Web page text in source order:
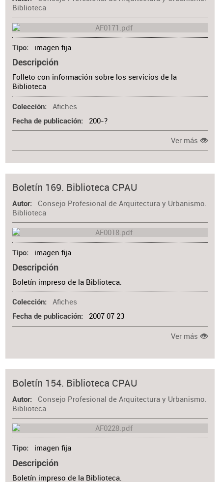
Biblioteca
Tipo imagen fija
Descripción
Folleto con información sobre los servicios de la
Biblioteca
Colección Afiches
Fecha de publicación 200-?
Ver más
Boletín 169. Biblioteca CPAU
Autor
Consejo Profesional de Arquitectura y Urbanismo.
Biblioteca
Tipo imagen fija
Descripción
Boletín impreso de la Biblioteca.
Colección Afiches
Fecha de publicación 2007 07 23
Ver más
Boletín 154. Biblioteca CPAU
Autor
Consejo Profesional de Arquitectura y Urbanismo.
Biblioteca
Tipo imagen fija
Descripción
Boletín impreso de la Biblioteca.